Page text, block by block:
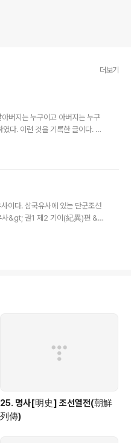
더보기
버지는 누구이고 아버지는 누구
다. 이런 것을 기록한 글이다. 둘
이다. 삼국유사에 있는 단군조선
사&gt; 권1 제2 기이(紀異)편 &lt;
엽산(無葉山)이라 했고, 또..
25. 명사[明史] 조선열전(朝鮮
列傳)